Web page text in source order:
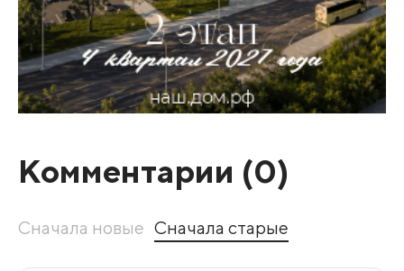
Комментарии (0)
Сначала новые Сначала старые